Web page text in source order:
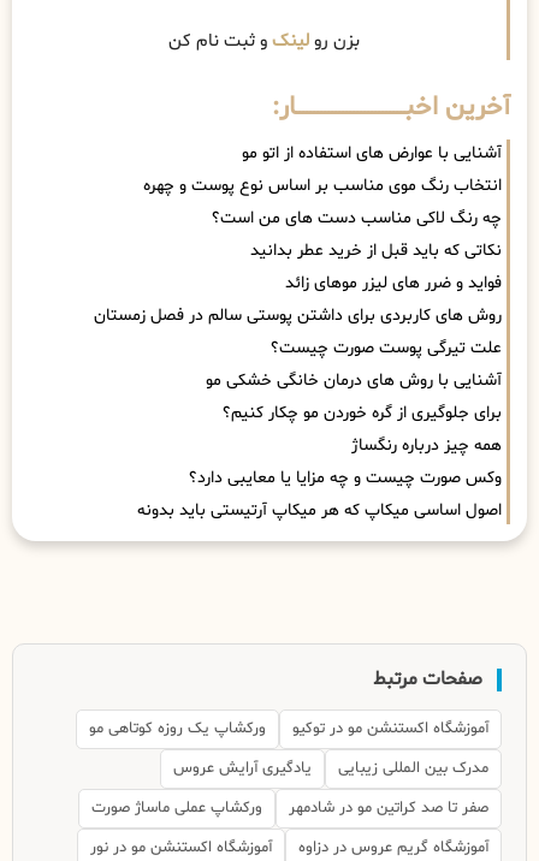
بزن رولینکو ثبت نام کن
آخرین اخبــــــــــــــــــــــــــــــار:
آشنایی با عوارض های استفاده از اتو مو
انتخاب رنگ موی مناسب بر اساس نوع پوست و چهره
چه رنگ لاکی مناسب دست های من است؟
نکاتی که باید قبل از خرید عطر بدانید
فواید و ضرر های لیزر موهای زائد
روش های کاربردی برای داشتن پوستی سالم در فصل زمستان
علت تیرگی پوست صورت چیست؟
آشنایی با روش های درمان خانگی خشکی مو
برای جلوگیری از گره خوردن مو چکار کنیم؟
همه چیز درباره رنگساژ
وکس صورت چیست و چه مزایا یا معایبی دارد؟
اصول اساسی میکاپ که هر میکاپ آرتیستی باید بدونه
صفحات مرتبط
آموزشگاه اکستنشن مو در توکیو
ورکشاپ یک روزه کوتاهی مو
مدرک بین المللی زیبایی
یادگیری آرایش عروس
صفر تا صد کراتین مو در شادمهر
ورکشاپ عملی ماساژ صورت
آموزشگاه گریم عروس در دزاوه
آموزشگاه اکستنشن مو در نور